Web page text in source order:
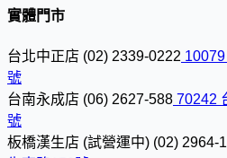
實體門市
台北中正店 (02) 2339-0222
號
台南永成店 (06) 2627-588 70242
號
板橋漢生店 (試營運中) (02) 2964-